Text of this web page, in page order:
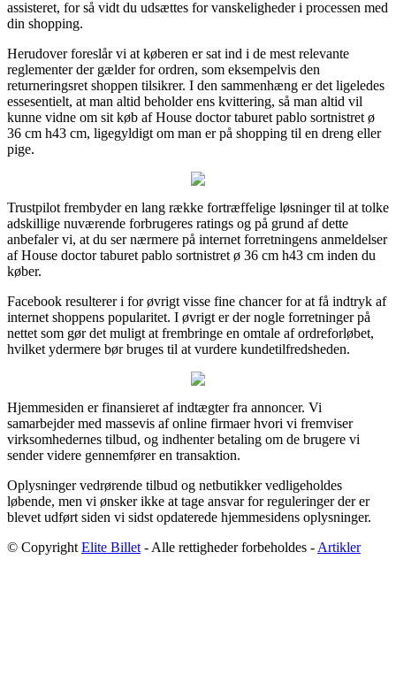
assisteret, for så vidt du udsættes for vanskeligheder i processen med
din shopping.
Herudover foreslår vi at køberen er sat ind i de mest relevante
reglementer der gælder for ordren, som eksempelvis den
returneringsret shoppen tilsikrer. I den sammenhæng er det ligeledes
essesentielt, at man altid beholder ens kvittering, så man altid vil
kunne vidne om sit køb af House doctor taburet pablo sortnistret ø
36 cm h43 cm, ligegyldigt om man er på shopping til en dreng eller
pige.
Trustpilot frembyder en lang række fortræffelige løsninger til at tolke
adskillige nuværende forbrugeres ratings og på grund af dette
anbefaler vi, at du ser nærmere på internet forretningens anmeldelser
af House doctor taburet pablo sortnistret ø 36 cm h43 cm inden du
køber.
Facebook resulterer i for øvrigt visse fine chancer for at få indtryk af
internet shoppens popularitet. I øvrigt er der nogle forretninger på
nettet som gør det muligt at frembringe en omtale af ordreforløbet,
hvilket ydermere bør bruges til at vurdere kundetilfredsheden.
Hjemmesiden er finansieret af indtægter fra annoncer. Vi
samarbejder med massevis af online firmaer hvori vi fremviser
virksomhedernes tilbud, og indhenter betaling om de brugere vi
sender videre gennemfører en transaktion.
Oplysninger vedrørende tilbud og netbutikker vedligeholdes
løbende, men vi ønsker ikke at tage ansvar for reguleringer der er
blevet udført siden vi sidst opdaterede hjemmesidens oplysninger.
© Copyright Elite Billet - Alle rettigheder forbeholdes - Artikler